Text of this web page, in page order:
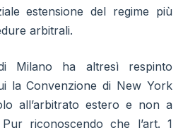
estensione del regime più
arbitrali.
Milano ha altresì respinto
la Convenzione di New York
all’arbitrato estero e non a
riconoscendo che l’art. 1